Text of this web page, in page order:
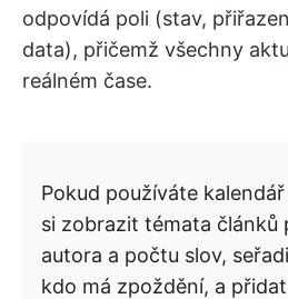
odpovídá poli (stav,
data), přičemž všechny
reálném čase.
Pokud používáte
si zobrazit témata článků
autora a počtu slov,
kdo má zpoždění, a